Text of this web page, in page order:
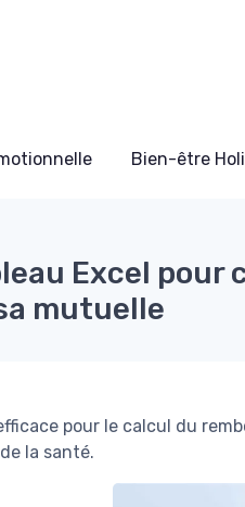
Bien-être
Excel pour
mutuelle
pour le calcul du
la santé.